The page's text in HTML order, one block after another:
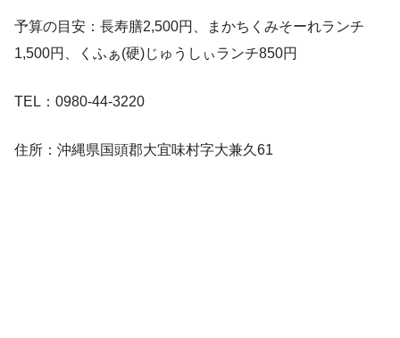
予算の目安：長寿膳2,500円、まかちくみそーれランチ
1,500円、くふぁ(硬)じゅうしぃランチ850円
TEL：0980-44-3220
住所：沖縄県国頭郡大宜味村字大兼久61